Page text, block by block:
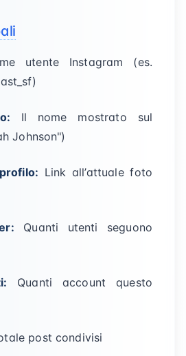
utente Instagram (es.
Il nome mostrato sul
Johnson")
Link all’attuale foto
Quanti utenti seguono
Quanti account questo
post condivisi